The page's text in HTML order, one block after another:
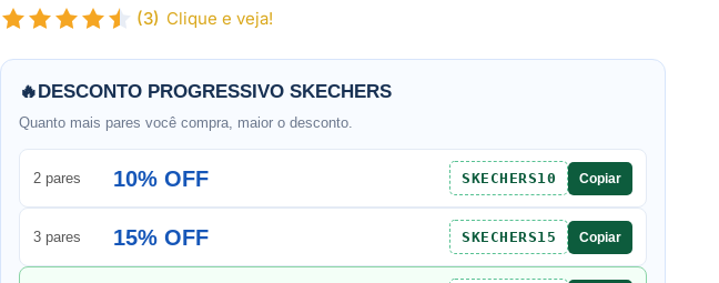
(3) Clique e veja!
🔥DESCONTO PROGRESSIVO SKECHERS
Quanto mais pares você compra, maior o desconto.
2 pares 10% OFF SKECHERS10 Copiar
3 pares 15% OFF SKECHERS15 Copiar